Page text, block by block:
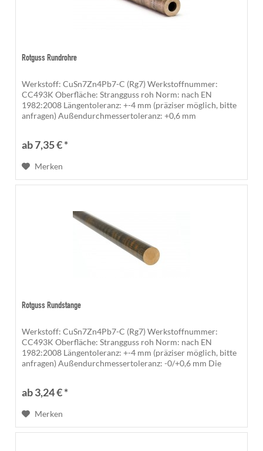
Rotguss Rundrohre
Werkstoff: CuSn7Zn4Pb7-C (Rg7) Werkstoffnummer:
CC493K Oberfläche: Strangguss roh Norm: nach EN
1982:2008 Längentoleranz: +-4 mm (präziser möglich, bitte
anfragen) Außendurchmessertoleranz: +0,6 mm
ab 7,35 € *
Merken
Rotguss Rundstange
Werkstoff: CuSn7Zn4Pb7-C (Rg7) Werkstoffnummer:
CC493K Oberfläche: Strangguss roh Norm: nach EN
1982:2008 Längentoleranz: +-4 mm (präziser möglich, bitte
anfragen) Außendurchmessertoleranz: -0/+0,6 mm Die
ab 3,24 € *
Merken